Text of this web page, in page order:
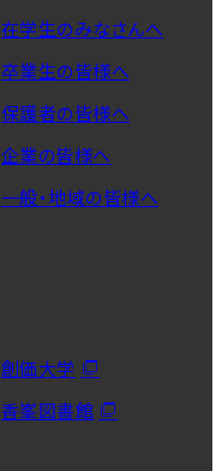
在学生のみなさんへ
卒業生の皆様へ
保護者の皆様へ
企業の皆様へ
一般・地域の皆様へ
創価大学
香峯図書館